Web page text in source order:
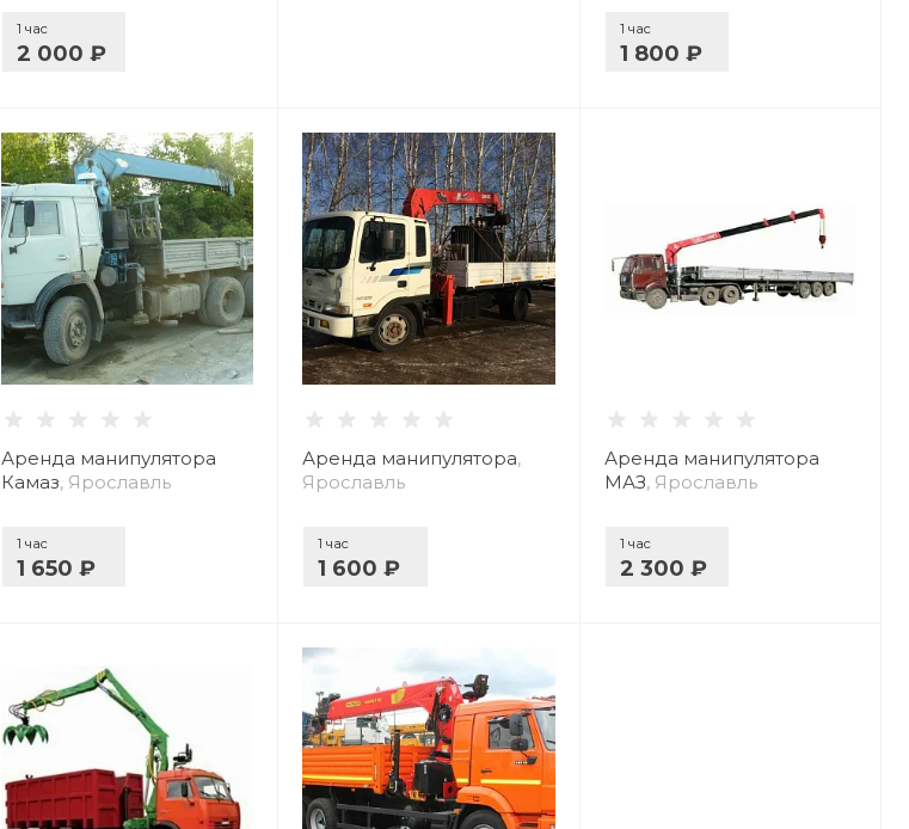
1 час
2 000 ₽
1 час
1 800 ₽
Аренда манипулятора
Камаз, Ярославль
1 час
1 650 ₽
Аренда манипулятора,
Ярославль
1 час
1 600 ₽
Аренда манипулятора
МАЗ, Ярославль
1 час
2 300 ₽